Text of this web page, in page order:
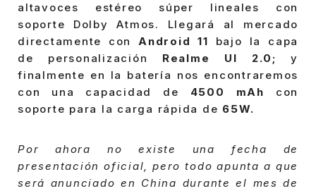
altavoces estéreo súper lineales con
soporte Dolby Atmos. Llegará al mercado
directamente con Android 11 bajo la capa
de personalización Realme UI 2.0;y
finalmente en la batería nos encontraremos
con una capacidad de 4500 mAh con
soporte para la carga rápida de 65W.
Por ahora no existe una fecha de
presentación oficial, pero todo apunta a que
será anunciado en China durante el mes de